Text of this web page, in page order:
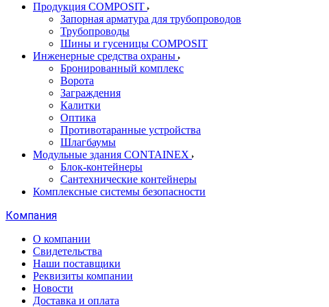
Продукция COMPOSIT
Запорная арматура для трубопроводов
Трубопроводы
Шины и гусеницы COMPOSIT
Инженерные средства охраны
Бронированный комплекс
Ворота
Заграждения
Калитки
Оптика
Противотаранные устройства
Шлагбаумы
Модульные здания CONTAINEX
Блок-контейнеры
Сантехнические контейнеры
Комплексные системы безопасности
Компания
О компании
Свидетельства
Наши поставщики
Реквизиты компании
Новости
Доставка и оплата